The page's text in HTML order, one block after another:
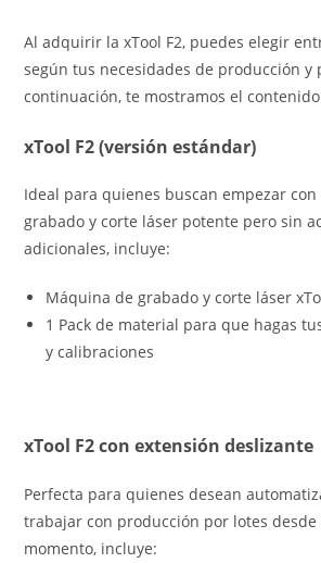
Al adquirir la xTool F2, puedes elegir
según tus necesidades de producción y
continuación, te mostramos el
xTool F2 (versión estándar)
Ideal para quienes buscan empezar
grabado y corte láser potente pero sin
adicionales, incluye:
Máquina de grabado y corte láser
1 Pack de material para que hagas
y calibraciones
xTool F2 con extensión deslizante
Perfecta para quienes desean
trabajar con producción por lotes
momento, incluye: